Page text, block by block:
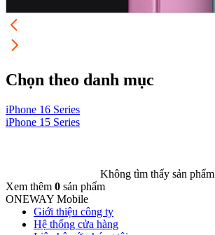
Chọn theo danh mục
iPhone 16 Series
iPhone 15 Series
Không tìm thấy sản phẩm
Xem thêm 0 sản phẩm
ONEWAY Mobile
Giới thiệu công ty
Hệ thống cửa hàng